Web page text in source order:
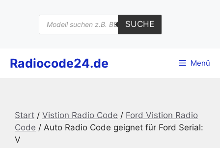
Products
search
SUCHE
Radiocode24.de Menü
Start / Vistion Radio Code / Ford Vistion Radio
Code / Auto Radio Code geignet für Ford Serial:
V